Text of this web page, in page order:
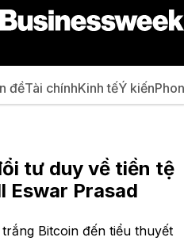
đềTài chínhKinh tếÝ kiến
tư duy về tiền tệ
Eswar Prasad
Bitcoin đến tiểu thuyết